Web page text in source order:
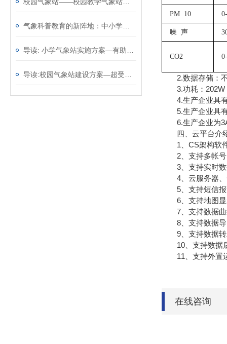
PM 10
噪 声
CO2
2.数据存储：不
3.功耗：202W
4.生产企业具有
5.生产企业具有
6.生产企业为
四、云平台介
1、CS架构软件
2、支持多帐号
3、支持实时数
4、云服务器、
5、支持短信报
6、支持地图显
7、支持数据曲
8、支持数据导
9、支持数据转
10、支持数据
11、支持外置
在线咨询